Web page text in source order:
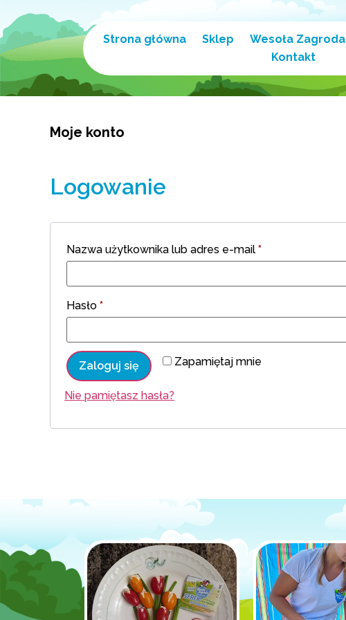
Strona główna Sklep Wesoła Zagroda
Kontakt
Moje konto
Logowanie
Nazwa użytkownika lub adres e-mail *
Hasło *
Zapamiętaj mnie
Zaloguj się
Nie pamiętasz hasła?